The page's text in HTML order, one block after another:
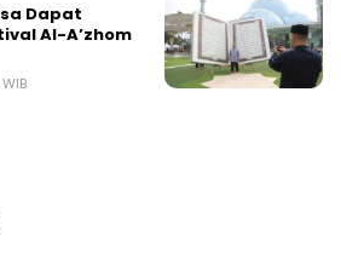
Dapat
Al-A’zhom